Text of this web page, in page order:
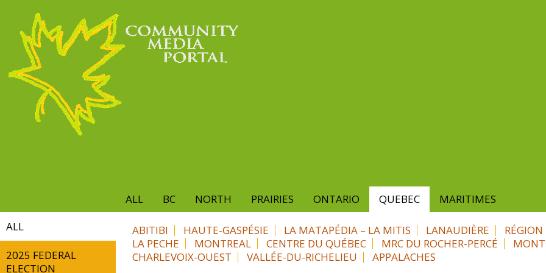
content
ALL BC NORTH PRAIRIES ONTARIO QUEBEC
MARITIMES
ALL
2025 FEDERAL
ELECTION
ABITIBI HAUTE-GASPÉSIE LA MATAPÉDIA – LA MITIS LANAUDIÈRE RÉGION
LA PECHE
MONTREAL CENTRE DU QUÉBEC MRC DU ROCHER-PERCÉ
CHARLEVOIX-OUEST
VALLÉE-DU-RICHELIEU APPALACHES